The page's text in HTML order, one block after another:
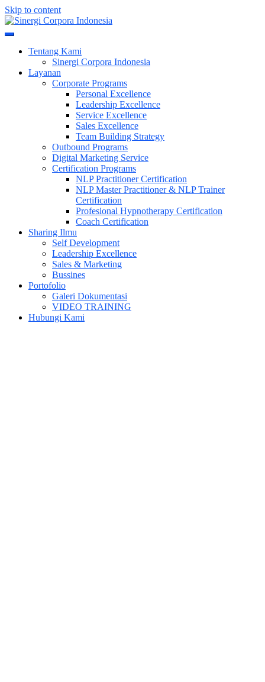
Skip to content
Sinergi Corpora Indonesia
Tentang Kami
Sinergi Corpora Indonesia
Layanan
Corporate Programs
Personal Excellence
Leadership Excellence
Service Excellence
Sales Excellence
Team Building Strategy
Outbound Programs
Digital Marketing Service
Certification Programs
NLP Practitioner Certification
NLP Master Practitioner & NLP Trainer
Certification
Profesional Hypnotherapy Certification
Coach Certification
Sharing Ilmu
Self Development
Leadership Excellence
Sales & Marketing
Bussines
Portofolio
Galeri Dokumentasi
VIDEO TRAINING
Hubungi Kami